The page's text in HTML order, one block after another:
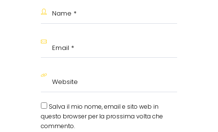
Salva il mio nome, email e sito web in
questo browser per la prossima volta che
commento.